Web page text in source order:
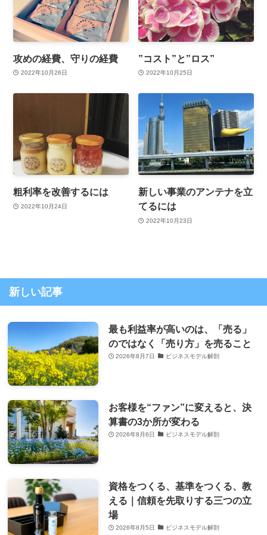
攻めの経費、守りの経費
2022年10月26日
”コスト”と”ロス”
2022年10月25日
粗利率を改善するには
2022年10月24日
新しい事業のアンテナを立
てるには
2022年10月23日
新しい記事
最も利益率が高いのは、「売る」
のではなく「売り方」を売ること
2026年8月7日 ビジネスモデル解剖
お客様を“ファン”に変えると、決
算書の3か所が変わる
2026年8月6日 ビジネスモデル解剖
資格をつくる、基準をつくる、教
える｜信頼を先取りする三つの立
場
2026年8月5日 ビジネスモデル解剖